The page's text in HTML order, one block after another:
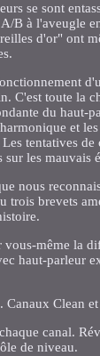
se sont
B à l'aveugle
d'or" ont
C'est toute la
du haut-
et
tentatives
sur les mauvais
nous
brevets
même la
haut-parleur
Clean
canal.
de niveau.